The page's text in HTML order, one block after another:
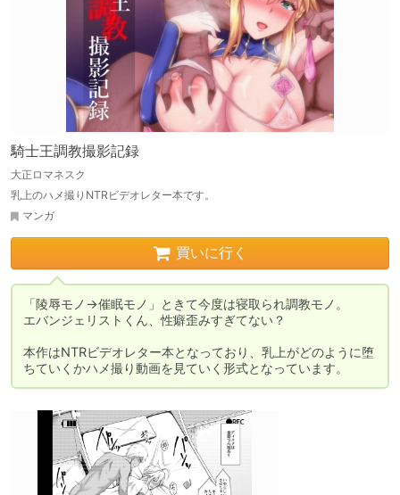
騎士王調教撮影記録
大正ロマネスク
乳上のハメ撮りNTRビデオレター本です。
マンガ
買いに行く
「陵辱モノ→催眠モノ」ときて今度は寝取られ調教モノ。
エバンジェリストくん、性癖歪みすぎてない？
本作はNTRビデオレター本となっており、乳上がどのように堕
ちていくかハメ撮り動画を見ていく形式となっています。